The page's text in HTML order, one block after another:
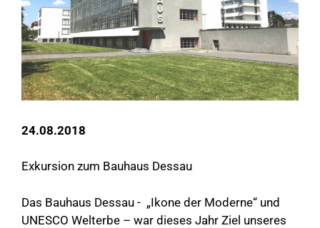
24.08.2018
Exkursion zum Bauhaus Dessau
Das Bauhaus Dessau - „Ikone der Moderne“ und
UNESCO Welterbe – war dieses Jahr Ziel unseres